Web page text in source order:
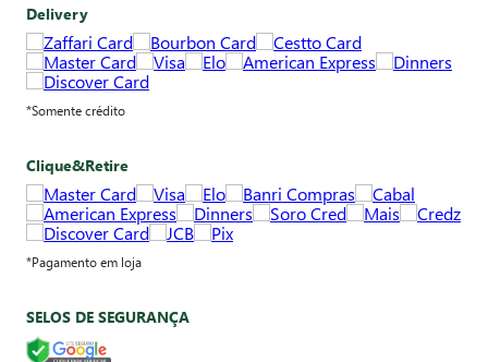
Delivery
*Somente crédito
Clique&Retire
*Pagamento em loja
SELOS DE SEGURANÇA